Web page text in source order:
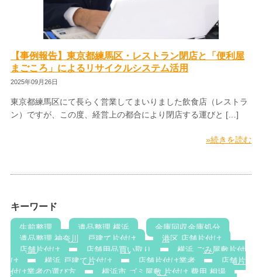
【事例報告】東京都練馬区・レストラン閉店と「便利屋
まごころ」によるリサイクルシステム活用
2025年09月26日
東京都練馬区にて長らく営業してまいりました飲食店（レストラ
ン）ですが、この度、経営上の都合により閉店する運びと […]
»続きを読む
キーワード
生前整理 遺品整理 横浜
金庫回収金庫処分
遺品整理 神奈川，戸建て片付け
港区 店舗片付け
店舗片付け
店舗用品買い取り
横浜 ごみ屋敷片付
け
横浜 戸建て片付け 店舗片付け業者
店舗片
付け業者の選び方
横浜市 ゴミ屋敷 片付け 費用 相場